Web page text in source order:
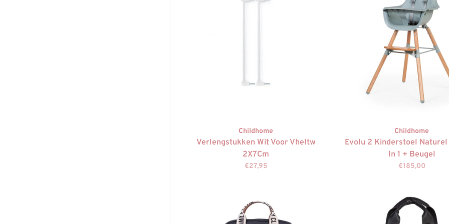
Childhome
Verlengstukken Wit Voor Vheltw
2X7Cm
€27,95
Childhome
Evolu 2 Kinderstoel
In 1 + Beugel
€185,00